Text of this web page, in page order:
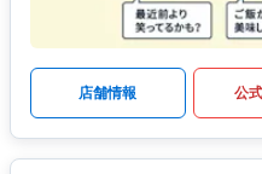
店舗情報 公